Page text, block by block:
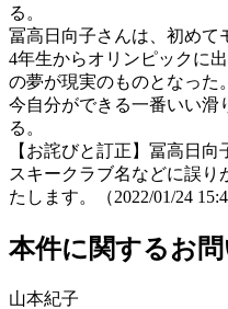
る。
冨高日向子さんは、初めて
4年生からオリンピックに
の夢が現実のものとなった
今自分ができる一番いい滑
る。
【お詫びと訂正】冨高日
スキークラブ名などに誤り
たします。（2022/01/24
本件に関するお
山本紀子